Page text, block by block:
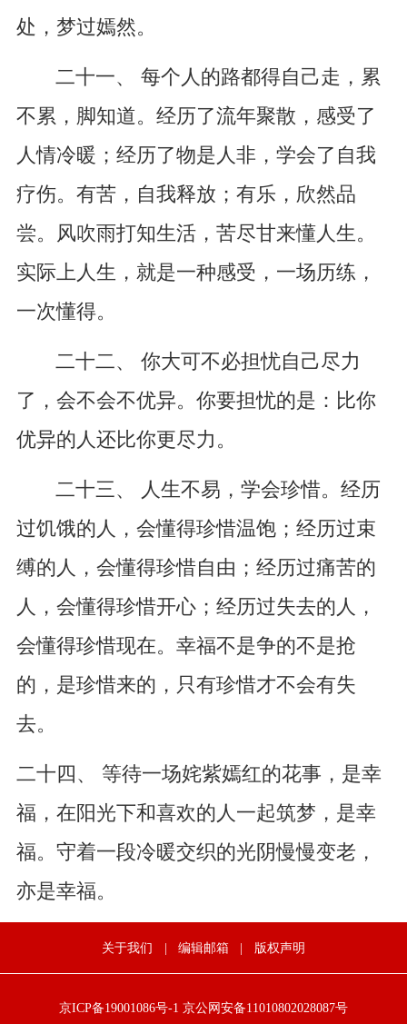
处，梦过嫣然。
二十一、 每个人的路都得自己走，累
不累，脚知道。经历了流年聚散，感受了
人情冷暖；经历了物是人非，学会了自我
疗伤。有苦，自我释放；有乐，欣然品
尝。风吹雨打知生活，苦尽甘来懂人生。
实际上人生，就是一种感受，一场历练，
一次懂得。
二十二、 你大可不必担忧自己尽力
了，会不会不优异。你要担忧的是：比你
优异的人还比你更尽力。
二十三、 人生不易，学会珍惜。经历
过饥饿的人，会懂得珍惜温饱；经历过束
缚的人，会懂得珍惜自由；经历过痛苦的
人，会懂得珍惜开心；经历过失去的人，
会懂得珍惜现在。幸福不是争的不是抢
的，是珍惜来的，只有珍惜才不会有失
去。
二十四、 等待一场姹紫嫣红的花事，是幸
福，在阳光下和喜欢的人一起筑梦，是幸
福。守着一段冷暖交织的光阴慢慢变老，
亦是幸福。
关于我们 | 编辑邮箱 | 版权声明
京ICP备19001086号-1 京公网安备11010802028087号